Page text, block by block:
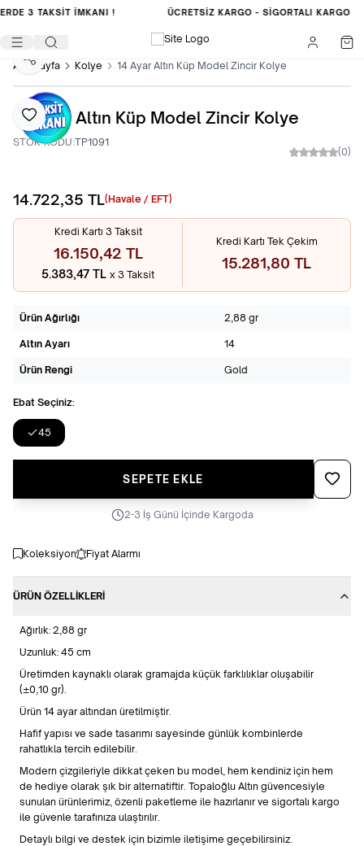
3 TAKSİT İMKANI ! ÜCRETSIZ KARGO - SIGORTALI KARGO
Ana Sayfa Kolye 14 Ayar Altın Küp Model Zincir Kolye
Favoriye Ekle
Paylaş
14 Ayar Altın Küp Model Zincir Kolye
STOK KODU:TP1091
(0)
14.722,35 TL(Havale / EFT)
Kredi Kartı 3 Taksit
16.150,42 TL
5.383,47 TL x 3 Taksit
Kredi Kartı Tek Çekim
15.281,80 TL
Ürün Ağırlığı 2,88 gr
Altın Ayarı 14
Ürün Rengi Gold
Ebat Seçiniz:
45
SEPETE EKLE
2-3 İş Günü İçinde Kargoda
Koleksiyon Fiyat Alarmı
ÜRÜN ÖZELLIKLERI
Ağırlık: 2,88 gr
Uzunluk: 45 cm
Üretimden kaynaklı olarak gramajda küçük farklılıklar oluşabilir
(±0,10 gr).
Ürün 14 ayar altından üretilmiştir.
Hafif yapısı ve sade tasarımı sayesinde günlük kombinlerde
rahatlıkla tercih edilebilir.
Modern çizgileriyle dikkat çeken bu model, hem kendiniz için hem
de hediye olarak şık bir alternatiftir. Topaloğlu Altın güvencesiyle
sunulan ürünlerimiz, özenli paketleme ile hazırlanır ve sigortalı kargo
ile güvenle tarafınıza ulaştırılır.
Detaylı bilgi ve destek için bizimle iletişime geçebilirsiniz.